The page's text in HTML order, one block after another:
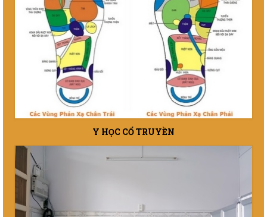
Y HỌC CỔ TRUYỀN